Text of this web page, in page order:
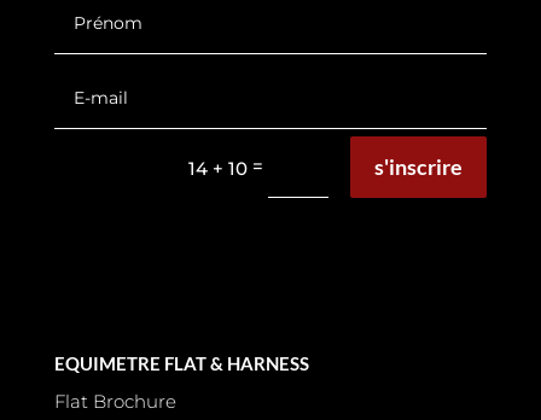
14 + 10 = s'inscrire
EQUIMETRE FLAT & HARNESS
Flat Brochure